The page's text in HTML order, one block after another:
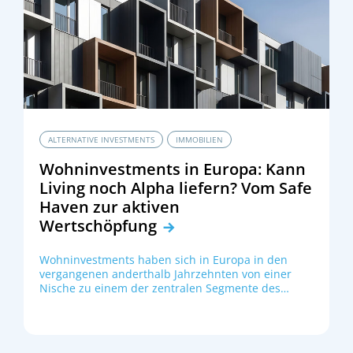
ALTERNATIVE INVESTMENTS IMMOBILIEN
Wohninvestments in Europa: Kann
Living noch Alpha liefern? Vom Safe
Haven zur aktiven
Wertschöpfung
Wohninvestments haben sich in Europa in den
vergangenen anderthalb Jahrzehnten von einer
Nische zu einem der zentralen Segmente des